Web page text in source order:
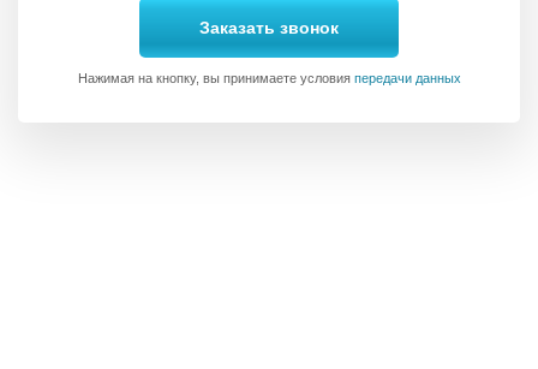
Заказать звонок
Нажимая на кнопку, вы принимаете условия передачи данных